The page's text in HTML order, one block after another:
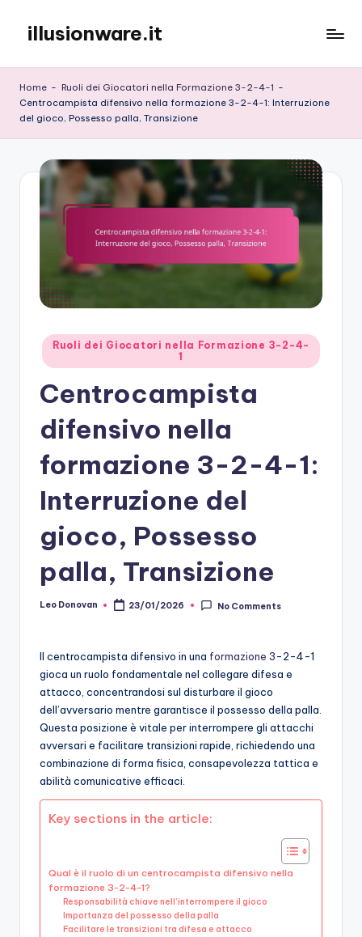
content
illusionware.it
Home - Ruoli dei Giocatori nella Formazione 3-2-4-1 -
Centrocampista difensivo nella formazione 3-2-4-1: Interruzione
del gioco, Possesso palla, Transizione
Posted
in
Ruoli dei Giocatori nella Formazione 3-2-4-
1
Centrocampista
difensivo nella
formazione 3-2-4-1:
Interruzione del
gioco, Possesso
palla, Transizione
Posted
Leo Donovan 23/01/2026 No Comments
Il centrocampista difensivo in una formazione 3-2-4-1
gioca un ruolo fondamentale nel collegare difesa e
attacco, concentrandosi sul disturbare il gioco
dell’avversario mentre garantisce il possesso della palla.
Questa posizione è vitale per interrompere gli attacchi
avversari e facilitare transizioni rapide, richiedendo una
combinazione di forma fisica, consapevolezza tattica e
abilità comunicative efficaci.
Key sections in the article:
Qual è il ruolo di un centrocampista difensivo nella
formazione 3-2-4-1?
Responsabilità chiave nell’interrompere il gioco
Importanza del possesso della palla
Facilitare le transizioni tra difesa e attacco